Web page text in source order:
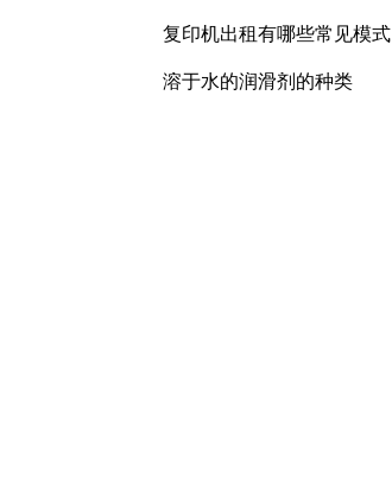
复印机出租有哪些常见模式
溶于水的润滑剂的种类